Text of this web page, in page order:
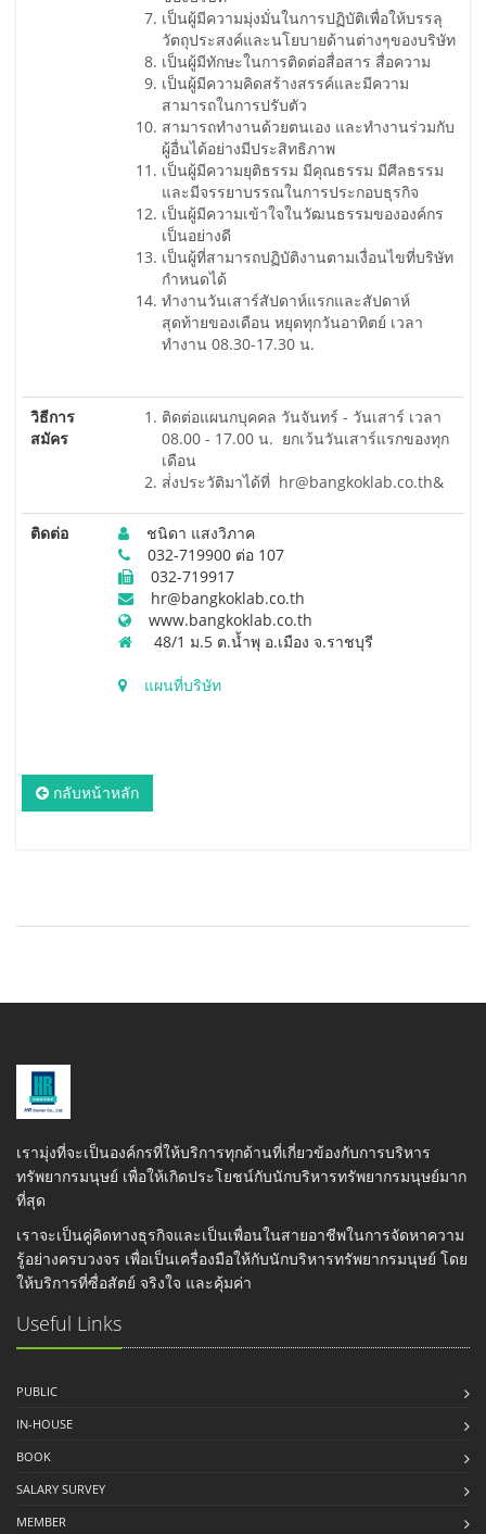
เป็นผู้มีความมุ่งมั่นในการปฏิบัติเพื่อให้บรรลุ
วัตถุประสงค์และนโยบายด้านต่างๆของบริษัท
เป็นผู้มีทักษะในการติดต่อสื่อสาร สื่อความ
เป็นผู้มีความคิดสร้างสรรค์และมีความ
สามารถในการปรับตัว
สามารถทำงานด้วยตนเอง และทำงานร่วมกับ
ผู้อื่นได้อย่างมีประสิทธิภาพ
เป็นผู้มีความยุติธรรม มีคุณธรรม มีศีลธรรม
และมีจรรยาบรรณในการประกอบธุรกิจ
เป็นผู้มีความเข้าใจในวัฒนธรรมขององค์กร
เป็นอย่างดี
เป็นผู้ที่สามารถปฏิบัติงานตามเงื่อนไขที่บริษัท
กำหนดได้
ทำงานวันเสาร์สัปดาห์แรกและสัปดาห์
สุดท้ายของเดือน หยุดทุกวันอาทิตย์ เวลา
ทำงาน 08.30-17.30 น.
วิธีการ
สมัคร
ติดต่อแผนกบุคคล วันจันทร์ - วันเสาร์ เวลา
08.00 - 17.00 น. ยกเว้นวันเสาร์แรกของทุก
เดือน
ส่่งประวัติมาได้ที่ hr@bangkoklab.co.th&
ติดต่อ
ชนิดา แสงวิภาค
032-719900 ต่อ 107
032-719917
hr@bangkoklab.co.th
www.bangkoklab.co.th
48/1 ม.5 ต.น้ำพุ อ.เมือง จ.ราชบุรี
แผนที่บริษัท
กลับหน้าหลัก
เรามุ่งที่จะเป็นองค์กรที่ให้บริการทุกด้านที่เกี่ยวข้องกับการบริหาร
ทรัพยากรมนุษย์ เพื่อให้เกิดประโยชน์กับนักบริหารทรัพยากรมนุษย์มาก
ที่สุด
เราจะเป็นคู่คิดทางธุรกิจและเป็นเพื่อนในสายอาชีพในการจัดหาความ
รู้อย่างครบวงจร เพื่อเป็นเครื่องมือให้กับนักบริหารทรัพยากรมนุษย์ โดย
ให้บริการที่ซื่อสัตย์ จริงใจ และคุ้มค่า
Useful Links
PUBLIC
IN-HOUSE
BOOK
SALARY SURVEY
MEMBER